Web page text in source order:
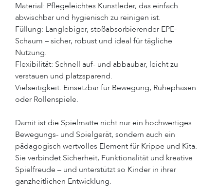
Material: Pflegeleichtes Kunstleder, das einfach
abwischbar und hygienisch zu reinigen ist.
Füllung: Langlebiger, stoßabsorbierender EPE-
Schaum – sicher, robust und ideal für tägliche
Nutzung.
Flexibilität: Schnell auf- und abbaubar, leicht zu
verstauen und platzsparend.
Vielseitigkeit: Einsetzbar für Bewegung, Ruhephasen
oder Rollenspiele.
Damit ist die Spielmatte nicht nur ein hochwertiges
Bewegungs- und Spielgerät, sondern auch ein
pädagogisch wertvolles Element für Krippe und Kita.
Sie verbindet Sicherheit, Funktionalität und kreative
Spielfreude – und unterstützt so Kinder in ihrer
ganzheitlichen Entwicklung.